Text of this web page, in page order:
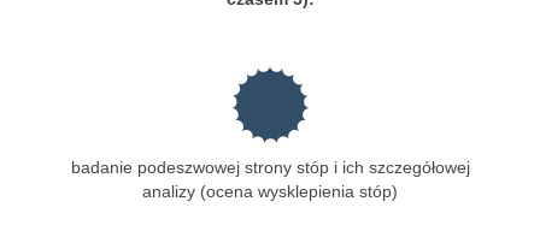
badanie podeszwowej strony stóp i ich szczegółowej
analizy (ocena wysklepienia stóp)